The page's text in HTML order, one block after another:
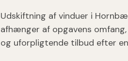
Udskiftning af vinduer i
afhænger af opgavens
og uforpligtende tilbud efter